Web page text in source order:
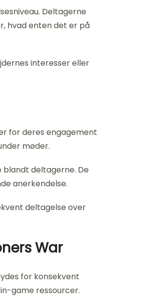
Deltagerne
hvad enten det er på
interesser eller
for deres engagement
møder.
deltagerne. De
anerkendelse.
deltagelse over
War
for konsekvent
game ressourcer.